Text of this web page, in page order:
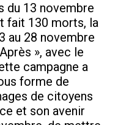
du 13 novembre
fait 130 morts, la
au 28 novembre
», avec le
campagne a
forme de
de citoyens
et son avenir